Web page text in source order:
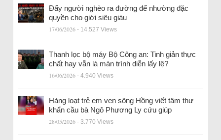
Đẩy người nghèo ra đường để nhường đặc
quyền cho giới siêu giàu
17/06/2026 - 14.527 Views
Thanh lọc bộ máy Bộ Công an: Tinh giản thực
chất hay vẫn là màn trình diễn lấy lệ?
16/06/2026 - 4.940 Views
Hàng loạt trẻ em ven sông Hồng viết tâm thư
khẩn cầu bà Ngô Phương Ly cứu giúp
28/05/2026 - 3.770 Views